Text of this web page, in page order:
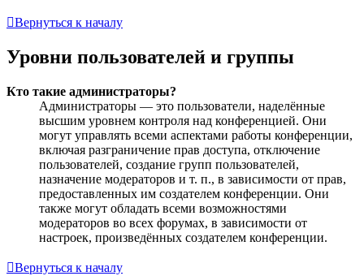
Вернуться к началу
Уровни пользователей и группы
Кто такие администраторы?
Администраторы — это пользователи, наделённые
высшим уровнем контроля над конференцией. Они
могут управлять всеми аспектами работы конференции,
включая разграничение прав доступа, отключение
пользователей, создание групп пользователей,
назначение модераторов и т. п., в зависимости от прав,
предоставленных им создателем конференции. Они
также могут обладать всеми возможностями
модераторов во всех форумах, в зависимости от
настроек, произведённых создателем конференции.
Вернуться к началу